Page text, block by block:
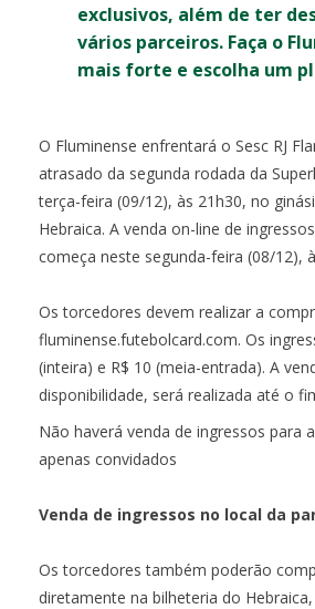
exclusivos, além de ter
vários parceiros. Faça o
mais forte e escolha um
O Fluminense enfrentará o Sesc RJ
atrasado da segunda rodada da
terça-feira (09/12), às 21h30, no
Hebraica. A venda on-line de
começa neste segunda-feira (08/12),
Os torcedores devem realizar a
fluminense.futebolcard.com. Os
(inteira) e R$ 10 (meia-entrada). A
disponibilidade, será realizada até o
Não haverá venda de ingressos para
apenas convidados
Venda de ingressos no local da
Os torcedores também poderão
diretamente na bilheteria do